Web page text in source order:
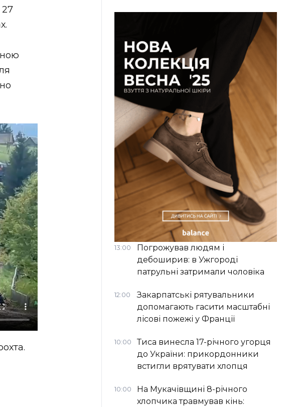
27
13:00
Погрожував людям і
дебоширив: в Ужгороді
патрульні затримали чоловіка
12:00
Закарпатські рятувальники
допомагають гасити масштабні
лісові пожежі у Франції
10:00
Тиса винесла 17-річного угорця
до України: прикордонники
встигли врятувати хлопця
10:00
На Мукачівщині 8-річного
хлопчика травмував кінь: